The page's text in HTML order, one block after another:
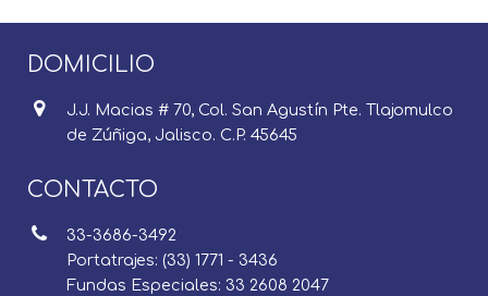
DOMICILIO
J.J. Macias # 70, Col. San Agustín Pte. Tlajomulco
de Zúñiga, Jalisco. C.P. 45645
CONTACTO
33-3686-3492
Portatrajes: (33) 1771 - 3436
Fundas Especiales: 33 2608 2047